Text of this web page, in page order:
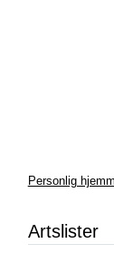
Personlig
Artslister